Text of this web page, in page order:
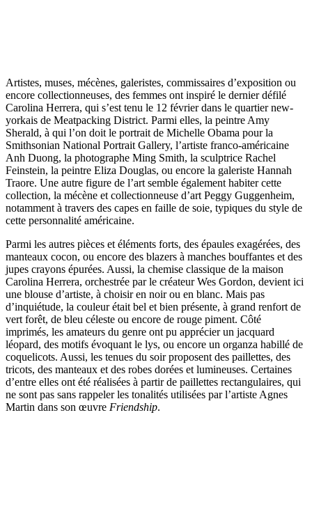
Artistes, muses, mécènes, galeristes, commissaires d’exposition ou
encore collectionneuses, des femmes ont inspiré le dernier défilé
Carolina Herrera, qui s’est tenu le 12 février dans le quartier new-
yorkais de Meatpacking District. Parmi elles, la peintre Amy
Sherald, à qui l’on doit le portrait de Michelle Obama pour la
Smithsonian National Portrait Gallery, l’artiste franco-américaine
Anh Duong, la photographe Ming Smith, la sculptrice Rachel
Feinstein, la peintre Eliza Douglas, ou encore la galeriste Hannah
Traore. Une autre figure de l’art semble également habiter cette
collection, la mécène et collectionneuse d’art Peggy Guggenheim,
notamment à travers des capes en faille de soie, typiques du style de
cette personnalité américaine.
Parmi les autres pièces et éléments forts, des épaules exagérées, des
manteaux cocon, ou encore des blazers à manches bouffantes et des
jupes crayons épurées. Aussi, la chemise classique de la maison
Carolina Herrera, orchestrée par le créateur Wes Gordon, devient ici
une blouse d’artiste, à choisir en noir ou en blanc. Mais pas
d’inquiétude, la couleur était bel et bien présente, à grand renfort de
vert forêt, de bleu céleste ou encore de rouge piment. Côté
imprimés, les amateurs du genre ont pu apprécier un jacquard
léopard, des motifs évoquant le lys, ou encore un organza habillé de
coquelicots. Aussi, les tenues du soir proposent des paillettes, des
tricots, des manteaux et des robes dorées et lumineuses. Certaines
d’entre elles ont été réalisées à partir de paillettes rectangulaires, qui
ne sont pas sans rappeler les tonalités utilisées par l’artiste Agnes
Martin dans son œuvre Friendship.